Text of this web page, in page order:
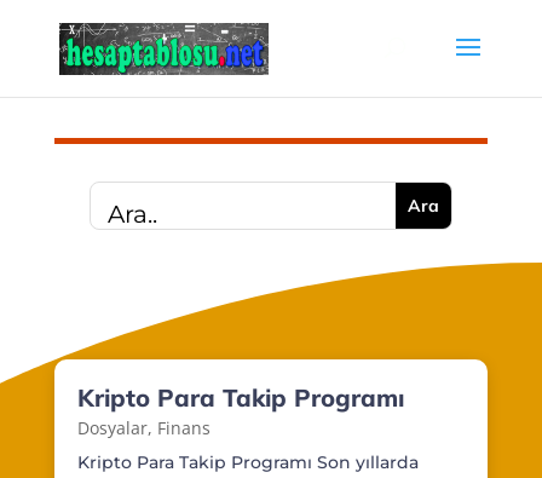
Kripto Para Takip Programı
Dosyalar, Finans
Kripto Para Takip Programı Son yıllarda